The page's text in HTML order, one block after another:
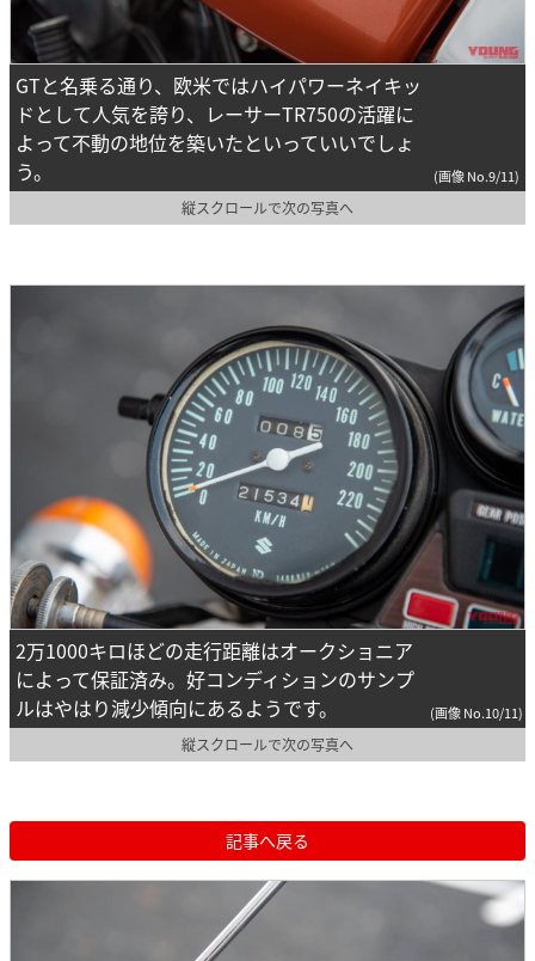
GTと名乗る通り、欧米ではハイパワーネイキッ
ドとして人気を誇り、レーサーTR750の活躍に
よって不動の地位を築いたといっていいでしょ
う。
(画像 No.9/11)
縦スクロールで次の写真へ
2万1000キロほどの走行距離はオークショニア
によって保証済み。好コンディションのサンプ
ルはやはり減少傾向にあるようです。
(画像 No.10/11)
縦スクロールで次の写真へ
記事へ戻る